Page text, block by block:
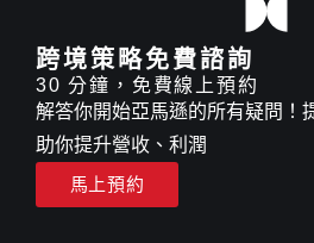
跨境策略免費諮詢
30 分鐘，免費線上預約
解答你開始亞馬遜的所有疑問！
助你提升營收、利潤
馬上預約